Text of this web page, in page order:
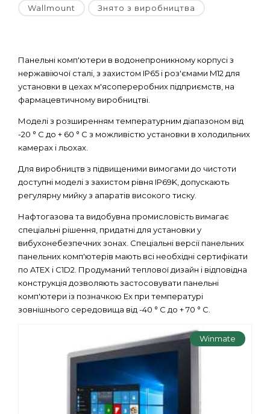
Wallmount Знято з виробництва
Панельні комп'ютери в водонепроникному корпусі з
нержавіючої сталі, з захистом IP65 і роз'ємами M12 для
установки в цехах м'ясопереробних підприємств, на
фармацевтичному виробництві.
Моделі з розширенням температурним діапазоном від
-20 ° C до + 60 ° C з можливістю установки в холодильних
камерах і льохах.
Для виробництв з підвищеними вимогами до чистоти
доступні моделі з захистом рівня IP69K, допускають
регулярну мийку з апаратів високого тиску.
Нафтогазова та видобувна промисловість вимагає
спеціальні рішення, придатні для установки у
вибухонебезпечних зонах. Спеціальні версії панельних
панельних комп'ютерів мають всі необхідні сертифікати
по ATEX і C1D2. Продуманий теплової дизайн і відповідна
конструкція дозволяють застосовувати панельні
комп'ютери із позначкою Ex при температурі
зовнішнього середовища від -40 ° C до + 70 ° C.
Winmate